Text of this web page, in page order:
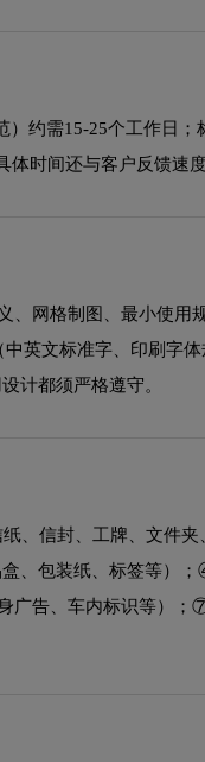
约需15-25个工作日；
时间还与客户反馈速
、网格制图、最小使用
英文标准字、印刷字
计都须严格遵守。
、信封、工牌、文件
、包装纸、标签等）
广告、车内标识等）；